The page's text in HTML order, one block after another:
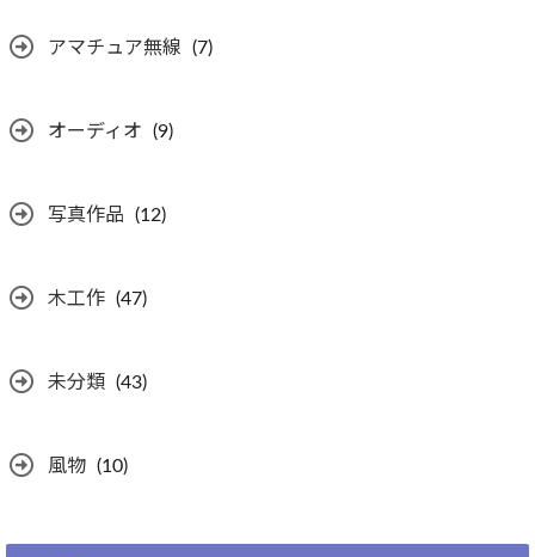
アマチュア無線 (7)
オーディオ (9)
写真作品 (12)
木工作 (47)
未分類 (43)
風物 (10)